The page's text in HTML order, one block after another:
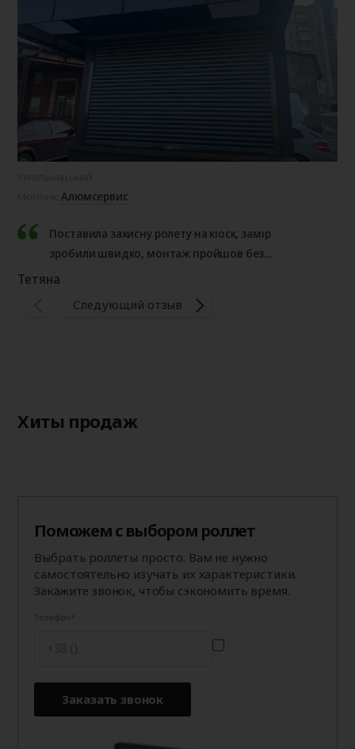
Монтаж:Алюмсервис
Поставила захисну ролету на кіоск, замір
зробили швидко, монтаж пройшов без
проблем. Результатом дуже задоволена,
Тетяна
Следующий отзыв
Хиты продаж
Поможем с выбором роллет
Выбрать роллеты просто. Вам не нужно
самостоятельно изучать их характеристики.
Закажите звонок, чтобы сэкономить время.
Заказать звонок